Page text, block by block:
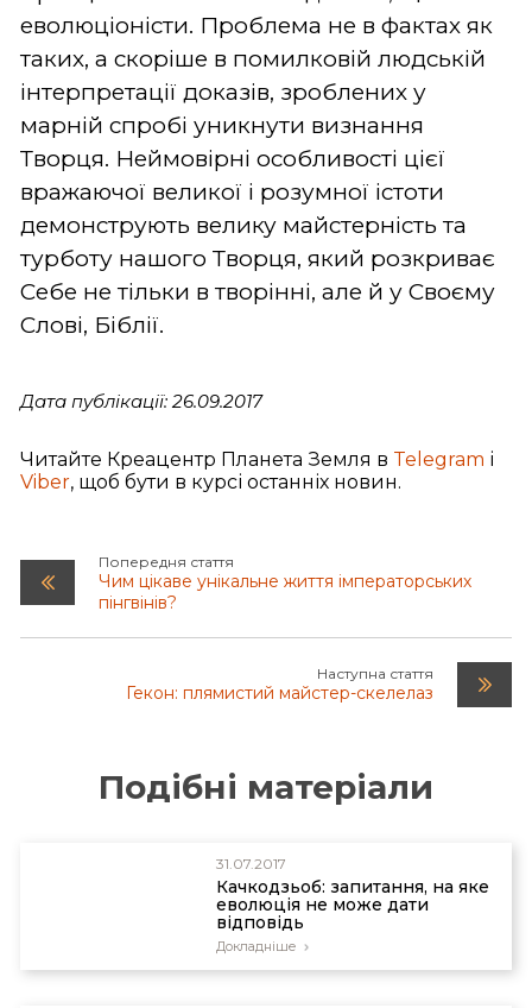
еволюціоністи. Проблема не в фактах як
таких, а скоріше в помилковій людській
інтерпретації доказів, зроблених у
марній спробі уникнути визнання
Творця. Неймовірні особливості цієї
вражаючої великої і розумної істоти
демонструють велику майстерність та
турботу нашого Творця, який розкриває
Себе не тільки в творінні, але й у Своєму
Слові, Біблії.
Дата публікації: 26.09.2017
Читайте Креацентр Планета Земля в Telegram і
Viber, щоб бути в курсі останніх новин.
Попередня стаття
Чим цікаве унікальне життя імператорських
пінгвінів?
Наступна стаття
Гекон: плямистий майстер-скелелаз
Подібні матеріали
31.07.2017
Качкодзьоб: запитання, на яке
еволюція не може дати
відповідь
Докладніше